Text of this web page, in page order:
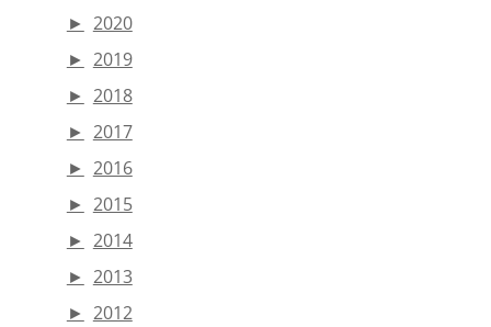
► 2020
► 2019
► 2018
► 2017
► 2016
► 2015
► 2014
► 2013
► 2012